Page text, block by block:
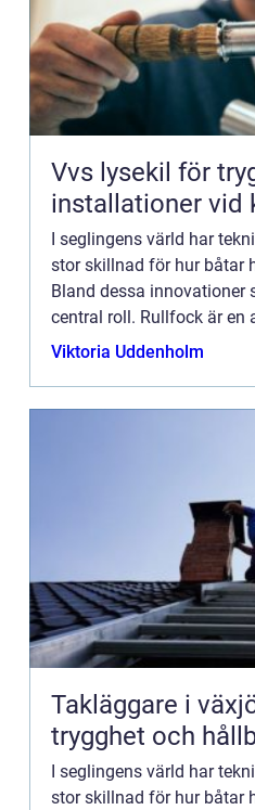
Vvs lysekil för
installationer vid
I seglingens värld har
stor skillnad för hur båtar
Bland dessa innovationer
central roll. Rullfock är en
möjliggör att seglet kan
Viktoria Uddenholm
Takläggare i växjö
trygghet och
I seglingens värld har
stor skillnad för hur båtar